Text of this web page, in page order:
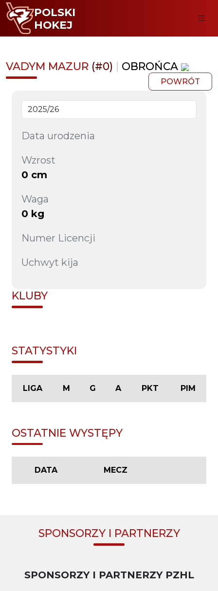
POLSKI
HOKEJ
VADYM MAZUR (#0) | OBROŃCA
POWRÓT
Data urodzenia
Wzrost
0 cm
Waga
0 kg
Numer Licencji
Uchwyt kija
KLUBY
STATYSTYKI
LIGA M G A PKT PIM
OSTATNIE WYSTĘPY
DATA MECZ
SPONSORZY I PARTNERZY
SPONSORZY I PARTNERZY PZHL